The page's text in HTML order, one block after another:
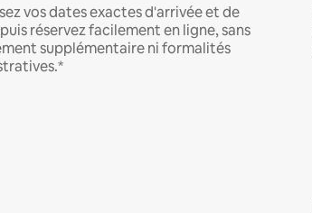
vos dates exactes d'arrivée et de
réservez facilement en ligne, sans
supplémentaire ni formalités